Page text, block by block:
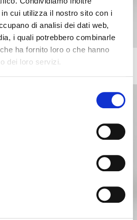
cui utilizza il nostro sito con i
di analisi dei dati web,
i quali potrebbero combinarle
ha fornito loro o che hanno
dei loro servizi.
Sie aus einem Schliessen
in Vereinigte Staaten